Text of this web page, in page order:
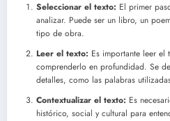
Seleccionar el texto: El primer
analizar. Puede ser un libro, un
tipo de obra.
Leer el texto: Es importante leer el
comprenderlo en profundidad. Se
detalles, como las palabras
Contextualizar el texto: Es
histórico, social y cultural para